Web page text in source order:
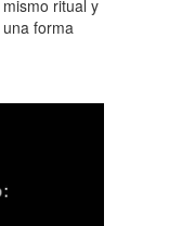
ritual y
forma